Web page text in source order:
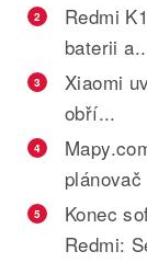
2
Redmi
baterii
3
Xiaomi
obří...
4
plánovač
5
Konec
Redmi: